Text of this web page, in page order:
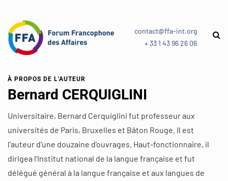
contact@ffa-int.org
+ 33 1 43 96 26 06
À PROPOS DE L'AUTEUR
Bernard CERQUIGLINI
Universitaire, Bernard Cerquiglini fut professeur aux
universités de Paris, Bruxelles et Bâton Rouge. Il est
l'auteur d'une douzaine d'ouvrages. Haut-fonctionnaire, il
dirigea l'Institut national de la langue française et fut
délégué général à la langue française et aux langues de